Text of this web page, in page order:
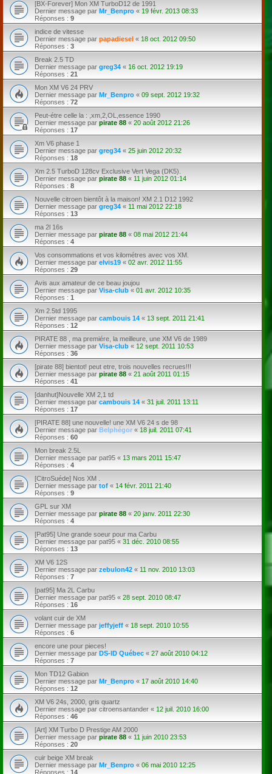
[BX-Forever] Mon XM TurboD12 de 1991
Dernier message par Mr_Benpro « 19 févr. 2013 08:33
Réponses : 9
indice de vitesse
Dernier message par papadiesel « 18 oct. 2012 09:50
Réponses : 3
Break 2.5 TD
Dernier message par greg34 « 16 oct. 2012 19:19
Réponses : 21
Mon XM V6 24 PRV
Dernier message par Mr_Benpro « 09 sept. 2012 19:32
Réponses : 72
Peut-étre celle la : ,xm,2,OL,essence 1990
Dernier message par pirate 88 « 20 août 2012 21:26
Réponses : 17
Xm V6 phase 1
Dernier message par greg34 « 25 juin 2012 20:32
Réponses : 18
Xm 2.5 TurboD 128cv Exclusive Vert Vega (DK5).
Dernier message par pirate 88 « 11 juin 2012 01:14
Réponses : 8
Nouvelle citroen bientôt à la maison! XM 2.1 D12 1992
Dernier message par greg34 « 11 mai 2012 22:18
Réponses : 13
ma 2l 16s
Dernier message par pirate 88 « 08 mai 2012 21:44
Réponses : 4
Vos consommations et vos kilométres avec vos XM.
Dernier message par elvis19 « 02 avr. 2012 11:55
Réponses : 29
Avis aux amateur de ce beau joujou
Dernier message par Visa-club « 01 avr. 2012 10:35
Réponses : 1
Xm 2.5td 1995
Dernier message par cambouis 14 « 13 sept. 2011 21:41
Réponses : 12
PIRATE 88 , ma premiére, la meilleure, une XM V6 de 1989
Dernier message par Visa-club « 12 sept. 2011 10:53
Réponses : 36
[pirate 88] bientot! peut etre, trois nouvelles recrues!!!
Dernier message par pirate 88 « 21 août 2011 01:15
Réponses : 41
[danhut]Nouvelle XM 2,1 td
Dernier message par cambouis 14 « 31 juil. 2011 13:11
Réponses : 17
[PIRATE 88] une nouvelle! une XM V6 24 s de 98
Dernier message par Belphégor « 18 juil. 2011 07:41
Réponses : 60
Mon break 2.5L
Dernier message par pat95 « 13 mars 2011 15:47
Réponses : 4
[CitroSuéde] Nos XM .
Dernier message par tof « 14 févr. 2011 21:40
Réponses : 9
GPL sur XM
Dernier message par pirate 88 « 20 janv. 2011 22:30
Réponses : 4
[Pat95] Une grande soeur pour ma Carbu
Dernier message par pat95 « 31 déc. 2010 08:55
Réponses : 13
XM V6 12S
Dernier message par zebulon42 « 11 nov. 2010 13:03
Réponses : 7
[pat95] Ma 2L Carbu
Dernier message par pat95 « 28 sept. 2010 08:47
Réponses : 16
volant cuir de XM
Dernier message par jeffyjeff « 18 sept. 2010 10:55
Réponses : 6
encore une pour pieces!
Dernier message par DS-ID Québec « 27 août 2010 04:12
Réponses : 7
Mon TD12 Gabion
Dernier message par Mr_Benpro « 17 août 2010 14:40
Réponses : 12
XM V6 24s, 2000, gris quartz
Dernier message par citroensantander « 12 juil. 2010 16:00
Réponses : 46
[Art] XM Turbo D Prestige AM 2000
Dernier message par pirate 88 « 11 juin 2010 23:53
Réponses : 20
cuir beige XM break
Dernier message par Mr_Benpro « 06 mai 2010 12:25
Réponses : 14